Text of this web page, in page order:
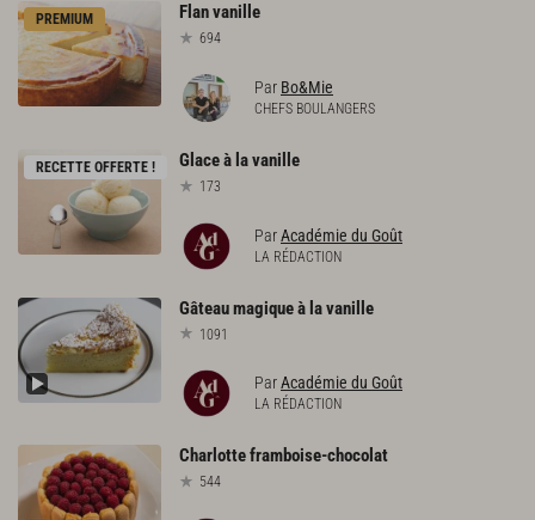
PREMIUM Flanvanille
694
Par Bo&Mie
CHEFS BOULANGERS
RECETTE OFFERTE ! Glaceà lavanille
173
ParAcadémie du Goût
LA RÉDACTION
Gâteaumagiqueà lavanille
1091
ParAcadémie du Goût
LA RÉDACTION
Charlotteframboise-chocolat
544